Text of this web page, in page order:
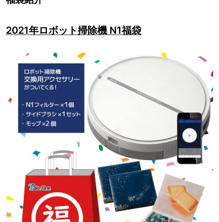
2021年ロボット掃除機 N1福袋